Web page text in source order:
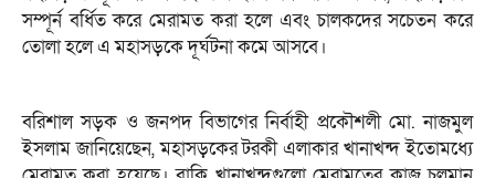
সম্পূর্ন বর্ধিত করে মেরামত করা হলে এবং চালকদের সচেতন করে
তোলা হলে এ মহাসড়কে দূর্ঘটনা কমে আসবে।
বরিশাল সড়ক ও জনপদ বিভাগের নির্বাহী প্রকৌশলী মো. নাজমুল
ইসলাম জানিয়েছেন, মহাসড়কের টরকী এলাকার খানাখন্দ ইতোমধ্যে